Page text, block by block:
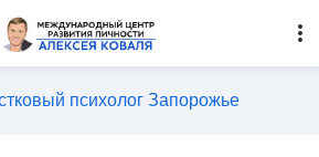
more_vert
психолог Запорожье